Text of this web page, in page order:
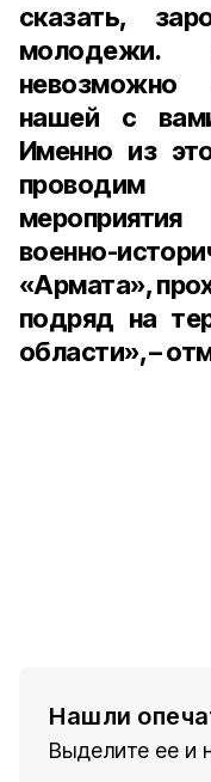
сказать,
невозможно
нашей с
Именно из
проводим
военно-
«Армата»,
подряд на
области», –
Нашли
Выделите ее и